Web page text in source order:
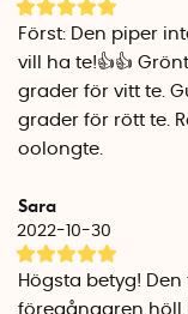
Först: Den piper
vill ha te!👍👍
grader för vitt te.
grader för rött te.
oolongte.
Sara
2022-10-30
Högsta betyg!
föregångaren höll